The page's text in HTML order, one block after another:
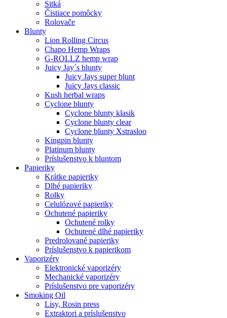
Sitká
Čistiace pomôcky
Rolovače
Blunty
Lion Rolling Circus
Chapo Hemp Wraps
G-ROLLZ hemp wrap
Juicy Jay´s blunty
Juicy Jays super blunt
Juicy Jays classic
Kush herbal wraps
Cyclone blunty
Cyclone blunty klasik
Cyclone blunty clear
Cyclone blunty Xstrasloo
Kingpin blunty
Platinum blunty
Príslušenstvo k bluntom
Papieriky
Krátke papieriky
Dlhé papieriky
Rolky
Celulózové papieriky
Ochutené papieriky
Ochutené rolky
Ochutené dlhé papieriky
Predrolované papieriky
Príslušenstvo k papierikom
Vaporizéry
Elektronické vaporizéry
Mechanické vaporizéry
Príslušenstvo pre vaporizéry
Smoking Oil
Lisy, Rosin press
Extraktori a príslušenstvo